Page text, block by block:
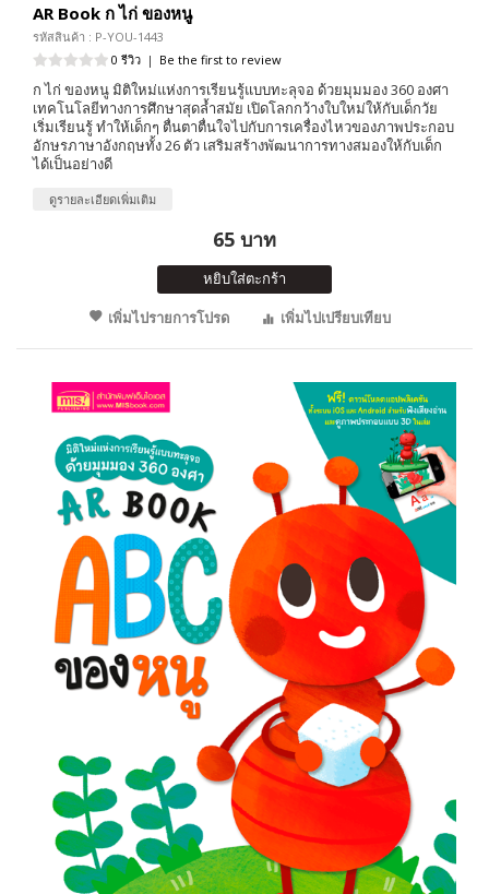
AR Book ก ไก่ ของหนู
รหัสสินค้า : P-YOU-1443
0 รีวิว | Be the first to review
ก ไก่ ของหนู มิติใหม่แห่งการเรียนรู้แบบทะลุจอ ด้วยมุมมอง 360 องศา
เทคโนโลยีทางการศึกษาสุดล้ำสมัย เปิดโลกกว้างใบใหม่ให้กับเด็กวัย
เริ่มเรียนรู้ ทำให้เด็กๆ ตื่นตาตื่นใจไปกับการเครื่องไหวของภาพประกอบ
อักษรภาษาอังกฤษทั้ง 26 ตัว เสริมสร้างพัฒนาการทางสมองให้กับเด็ก
ได้เป็นอย่างดี
ดูรายละเอียดเพิ่มเติม
65 บาท
หยิบใส่ตะกร้า
เพิ่มไปรายการโปรด
เพิ่มไปเปรียบเทียบ